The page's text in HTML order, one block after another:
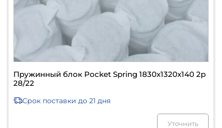
Пружинный блок Pocket Spring 1830х1320х140 2р
28/22
Срок поставки до 21 дня
Уточнить